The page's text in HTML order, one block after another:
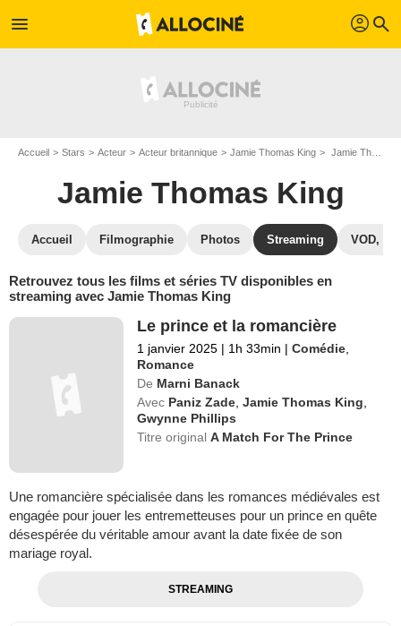
menu profil search
Accueil Stars Acteur Acteur britannique Jamie Thomas King Jamie Thomas King : Films et séries online
Jamie Thomas King
Accueil Filmographie Photos Streaming VOD,
Retrouvez tous les films et séries TV disponibles en
streaming avec Jamie Thomas King
Le prince et la romancière
1 janvier 2025 | 1h 33min | Comédie
Romance
De Marni Banack
Avec Paniz Zade ,Jamie Thomas King
Gwynne Phillips
Titre originalA Match For The Prince
Une romancière spécialisée dans les romances médiévales est
engagée pour jouer les entremetteuses pour un prince en quête
désespérée du véritable amour avant la date fixée de son
mariage royal.
STREAMING